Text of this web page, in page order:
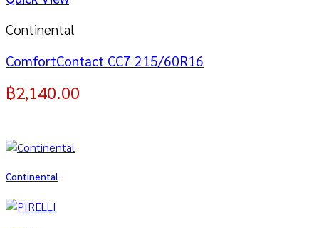
Continental
ComfortContact CC7 215/60R16
฿2,140.00
Continental